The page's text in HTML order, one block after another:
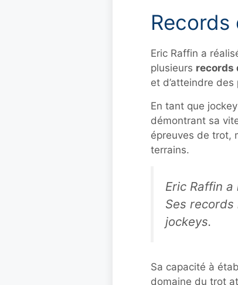
Eric Raffin a
plusieurs records
et d’atteindre
En tant que
démontrant sa
épreuves de trot,
terrains.
Eric Raffin
Ses
jockeys.
Sa capacité à
domaine du trot